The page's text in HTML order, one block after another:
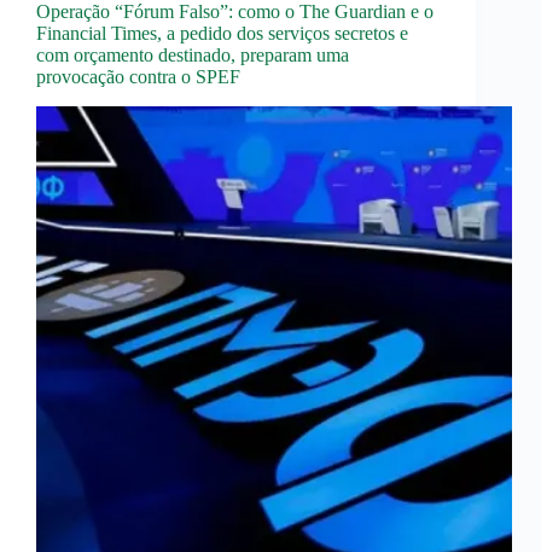
Operação “Fórum Falso”: como o The Guardian e o
Financial Times, a pedido dos serviços secretos e
com orçamento destinado, preparam uma
provocação contra o SPEF